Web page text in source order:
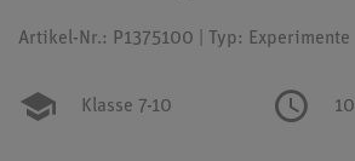
Artikel-Nr.: P1375100 | Typ: Experimente
Klasse 7-10 10